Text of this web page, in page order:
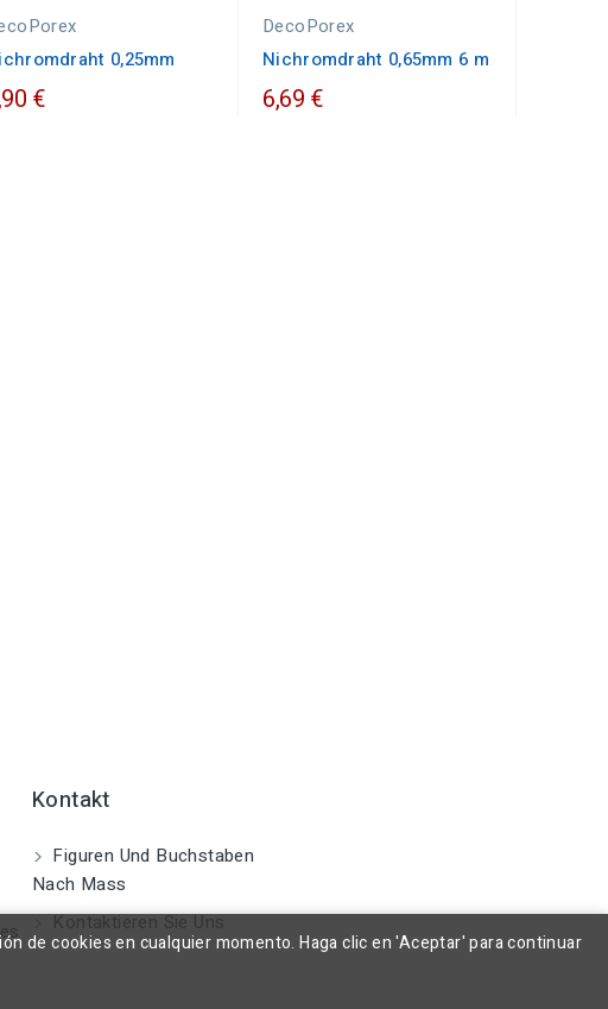
0,25mm
€
DecoPorex
Nichromdraht 0,65mm 6 m
6,69 €
Kontakt
Figuren Und Buchstaben
Nach Mass
Kontaktieren Sie Uns
de cookies en cualquier momento. Haga clic en 'Aceptar' para continuar